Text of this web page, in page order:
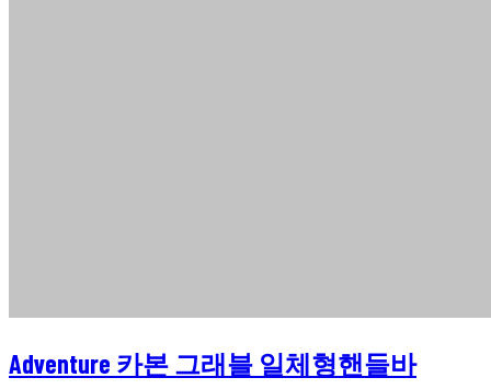
Adventure 카본 그래블 일체형핸들바